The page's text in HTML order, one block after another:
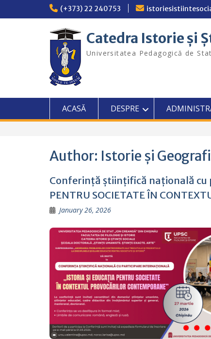
(+373) 22 240753
Catedra Istorie și
Universitatea Pedagogică de
ACASĂ DESPRE
Author: Istorie și
Conferință științifică națională cu
PENTRU SOCIETATE ÎN
January 26, 2026